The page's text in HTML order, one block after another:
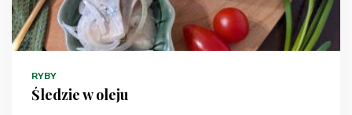
RYBY
Śledzie w oleju